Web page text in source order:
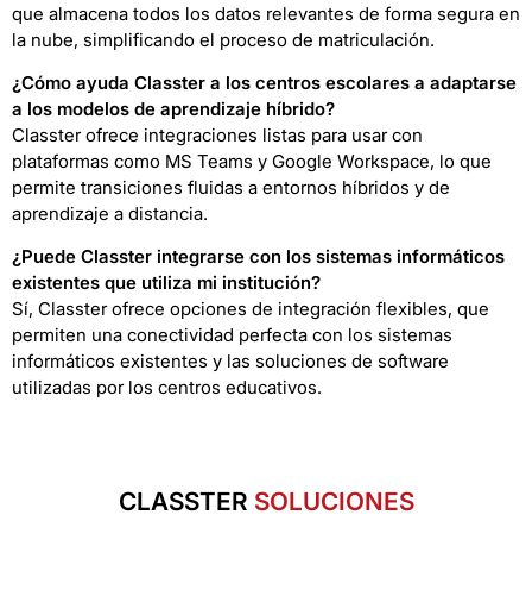
que almacena todos los datos relevantes de forma segura en
la nube, simplificando el proceso de matriculación.
¿Cómo ayuda Classter a los centros escolares a adaptarse
a los modelos de aprendizaje híbrido?
Classter ofrece integraciones listas para usar con
plataformas como MS Teams y Google Workspace, lo que
permite transiciones fluidas a entornos híbridos y de
aprendizaje a distancia.
¿Puede Classter integrarse con los sistemas informáticos
existentes que utiliza mi institución?
Sí, Classter ofrece opciones de integración flexibles, que
permiten una conectividad perfecta con los sistemas
informáticos existentes y las soluciones de software
utilizadas por los centros educativos.
CLASSTER SOLUCIONES